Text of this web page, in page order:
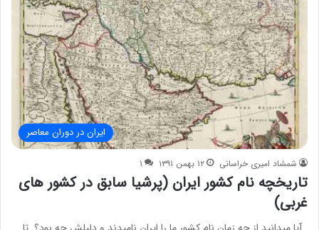
ایران در دوران معاصر
شمشاد امیری خراسانی ۱۲ بهمن ۱۳۹۱ ۱
تاریخچه نام کشور ایران (پرشیا سابق در کشور های
غربی)